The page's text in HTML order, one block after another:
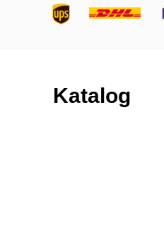
Katalog